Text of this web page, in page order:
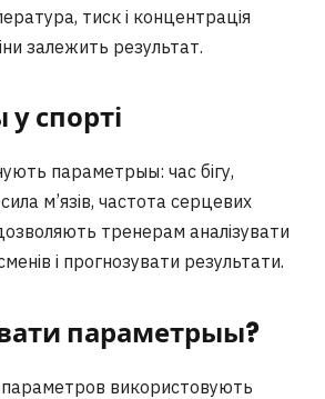
тиск і концентрація
залежить результат.
спорті
параметрыы: час бігу,
м’язів, частота серцевих
тренерам аналізувати
і прогнозувати результати.
параметрыы?
використовують